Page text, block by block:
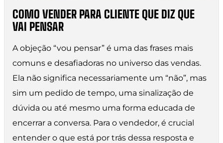
COMO VENDER PARA CLIENTE QUE DIZ QUE
VAI PENSAR
A objeção “vou pensar” é uma das frases mais
comuns e desafiadoras no universo das vendas.
Ela não significa necessariamente um “não”, mas
sim um pedido de tempo, uma sinalização de
dúvida ou até mesmo uma forma educada de
encerrar a conversa. Para o vendedor, é crucial
entender o que está por trás dessa resposta e